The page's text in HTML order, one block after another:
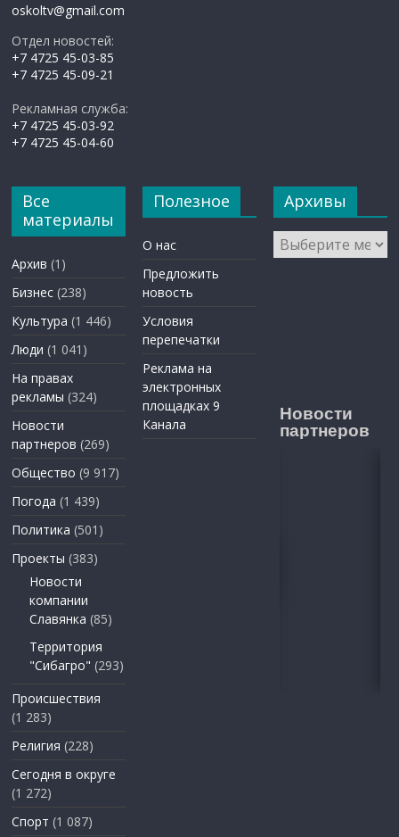
oskoltv@gmail.com
Отдел новостей:
+7 4725 45-03-85
+7 4725 45-09-21
Рекламная служба:
+7 4725 45-03-92
+7 4725 45-04-60
Все
материалы
Архив (1)
Бизнес (238)
Культура (1 446)
Люди (1 041)
На правах
рекламы (324)
Новости
партнеров (269)
Общество (9 917)
Погода (1 439)
Политика (501)
Проекты (383)
Новости
компании
Славянка (85)
Территория
"Сибагро" (293)
Происшествия
(1 283)
Религия (228)
Сегодня в округе
(1 272)
Спорт (1 087)
Полезное
О нас
Предложить
новость
Условия
перепечатки
Реклама на
электронных
площадках 9
Канала
Архивы
Архивы
Новости
партнеров